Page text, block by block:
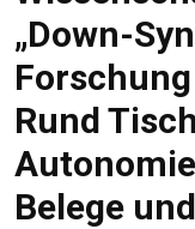
„Down-
Rund
Belege